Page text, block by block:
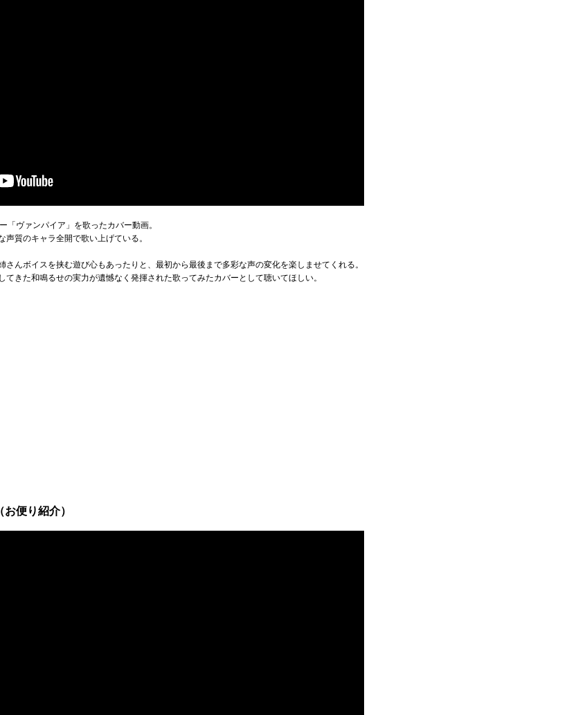
「ヴァンパイア」を歌ったカバー動画。
質のキャラ全開で歌い上げている。
んボイスを挟む遊び心もあったりと、最初から最後まで多彩な声の変化を楽しませてくれる。
きた和鳴るせの実力が遺憾なく発揮された歌ってみたカバーとして聴いてほしい。
便り紹介）